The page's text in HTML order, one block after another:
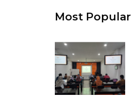
Most Popular